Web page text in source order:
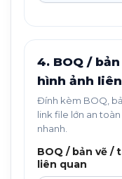
4. BOQ /
hình ảnh
Đính kèm BOQ,
link file lớn an
nhanh.
BOQ / bản vẽ /
liên quan